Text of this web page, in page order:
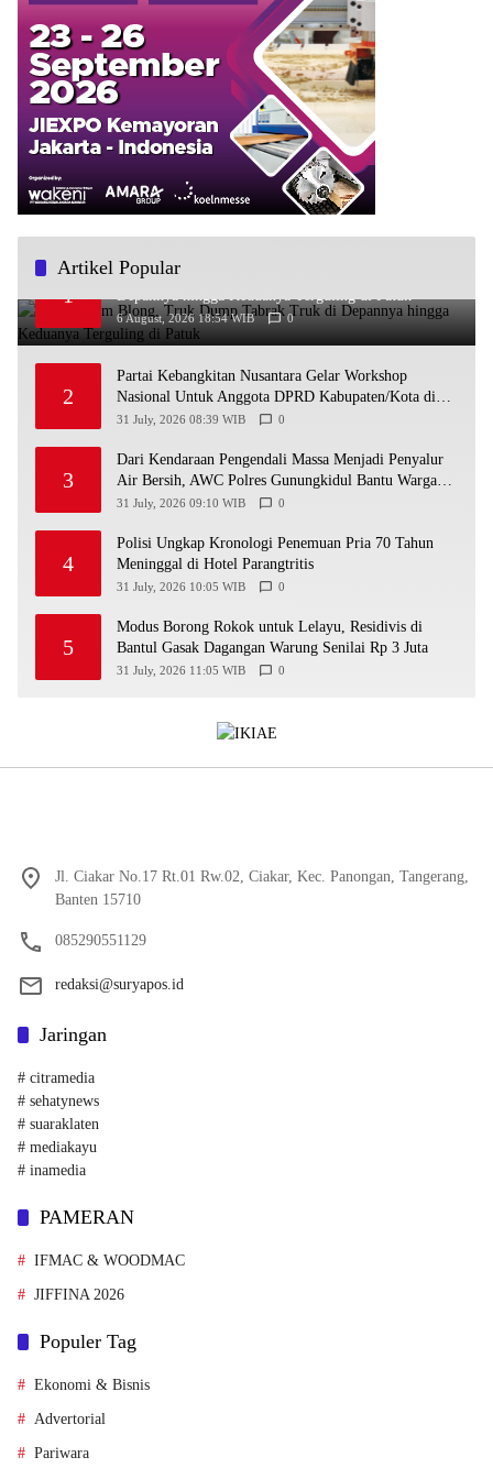
Artikel Popular
1
Diduga Rem Blong, Truk Dump Tabrak Truk di
Depannya hingga Keduanya Terguling di Patuk
6 August, 2026 18:54 WIB 0
2
Partai Kebangkitan Nusantara Gelar Workshop
Nasional Untuk Anggota DPRD Kabupaten/Kota di
Yogyakarta
31 July, 2026 08:39 WIB 0
3
Dari Kendaraan Pengendali Massa Menjadi Penyalur
Air Bersih, AWC Polres Gunungkidul Bantu Warga
Kekeringan
31 July, 2026 09:10 WIB 0
4
Polisi Ungkap Kronologi Penemuan Pria 70 Tahun
Meninggal di Hotel Parangtritis
31 July, 2026 10:05 WIB 0
5
Modus Borong Rokok untuk Lelayu, Residivis di
Bantul Gasak Dagangan Warung Senilai Rp 3 Juta
31 July, 2026 11:05 WIB 0
Jl. Ciakar No.17 Rt.01 Rw.02, Ciakar, Kec. Panongan, Tangerang,
Banten 15710
085290551129
redaksi@suryapos.id
Jaringan
# citramedia
# sehatynews
# suaraklaten
# mediakayu
# inamedia
PAMERAN
IFMAC & WOODMAC
JIFFINA 2026
Populer Tag
Ekonomi & Bisnis
Advertorial
Pariwara